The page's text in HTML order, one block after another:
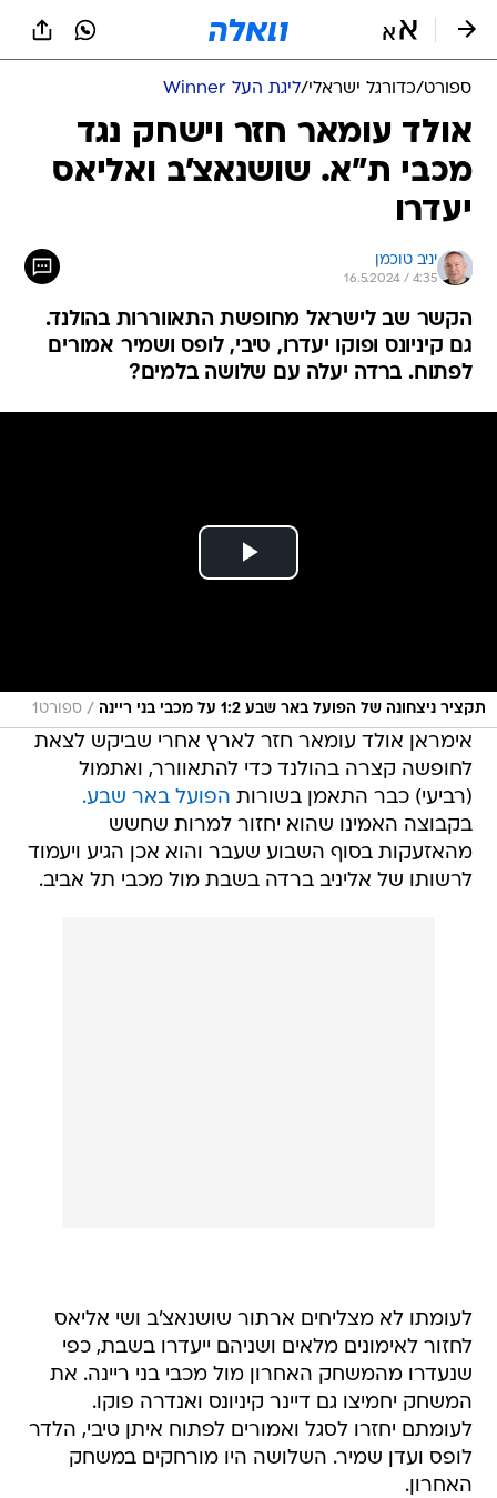
ספורט/כדורגל ישראלי/ליגת העל Winner
אולד עומאר חזר וישחק נגד
מכבי ת"א. שושנאצ'ב ואליאס
יעדרו
יניב טוכמן
16.5.2024 / 4:35
הקשר שב לישראל מחופשת התאווררות בהולנד.
גם קיניונס ופוקו יעדרו, טיבי, לופס ושמיר אמורים
לפתוח. ברדה יעלה עם שלושה בלמים?
תקציר ניצחונה של הפועל באר שבע 1:2 על מכבי בני ריינה / ספורט1
אימראן אולד עומאר חזר לארץ אחרי שביקש לצאת
לחופשה קצרה בהולנד כדי להתאוורר, ואתמול
(רביעי) כבר התאמן בשורות הפועל באר שבע.
בקבוצה האמינו שהוא יחזור למרות שחשש
מהאזעקות בסוף השבוע שעבר והוא אכן הגיע ויעמוד
לרשותו של אליניב ברדה בשבת מול מכבי תל אביב.
לעומתו לא מצליחים ארתור שושנאצ'ב ושי אליאס
לחזור לאימונים מלאים ושניהם ייעדרו בשבת, כפי
שנעדרו מהמשחק האחרון מול מכבי בני ריינה. את
המשחק יחמיצו גם דיינר קיניונס ואנדרה פוקו.
לעומתם יחזרו לסגל ואמורים לפתוח איתן טיבי, הלדר
לופס ועדן שמיר. השלושה היו מורחקים במשחק
האחרון.